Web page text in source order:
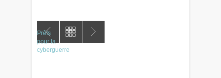
Prêts
pour la
cyberguerre